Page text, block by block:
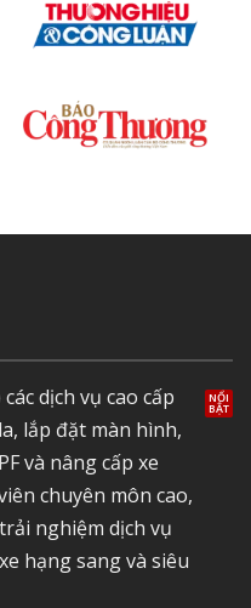
dịch vụ cao cấp
lắp đặt màn hình,
và nâng cấp xe
chuyên môn cao,
nghiệm dịch vụ
hạng sang và siêu